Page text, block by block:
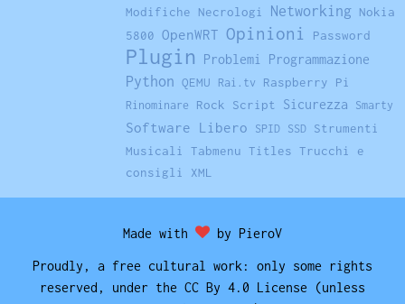
Modifiche
Necrologi Networking Nokia
5800 OpenWRT Opinioni Password
Plugin Problemi Programmazione
Python QEMU Rai.tv Raspberry Pi
Rinominare Rock Script Sicurezza Smarty
Software Libero SPID SSD
Strumenti
Musicali
Tabmenu Titles Trucchi e
consigli
XML
Made with by PieroV
Proudly, a free cultural work: only some rights
reserved, under the CC By 4.0 License (unless